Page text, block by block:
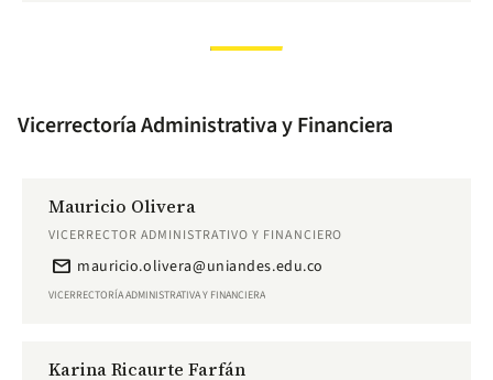
Vicerrectoría Administrativa y Financiera
Mauricio Olivera
VICERRECTOR ADMINISTRATIVO Y FINANCIERO
email mauricio.olivera@uniandes.edu.co
VICERRECTORÍA ADMINISTRATIVA Y FINANCIERA
Karina Ricaurte Farfán